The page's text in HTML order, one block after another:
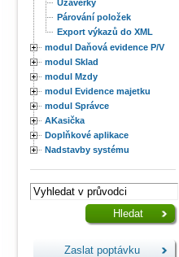
Uzávěrky
Párování položek
Export výkazů do XML
modul Daňová evidence P/V
modul Sklad
modul Mzdy
modul Evidence majetku
modul Správce
AKasička
Doplňkové aplikace
Nadstavby systému
Zaslat poptávku